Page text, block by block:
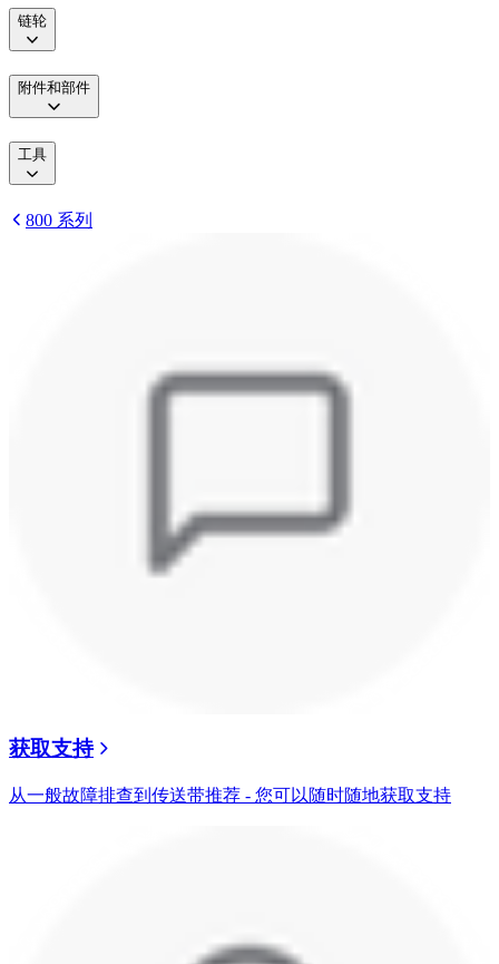
链轮
附件和部件
工具
800 系列
获取支持
从一般故障排查到传送带推荐 - 您可以随时随地获取支持